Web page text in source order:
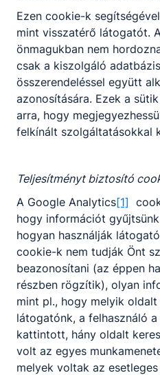
Megosztás
Ezen cookie-k
mint visszatérő látogatót.
önmagukban nem
csak a kiszolgáló
összerendeléssel együtt
azonosítására. Ezek a
arra, hogy
felkínált szolgáltatásokkal
Teljesítményt biztosító
A Google Analytics[1]
hogy információt
hogyan használják
cookie-k nem tudják Önt
beazonosítani (az éppen
részben rögzítik), olyan
mint pl., hogy melyik
látogatónk, a felhasználó
kattintott, hány oldalt
volt az egyes
melyek voltak az